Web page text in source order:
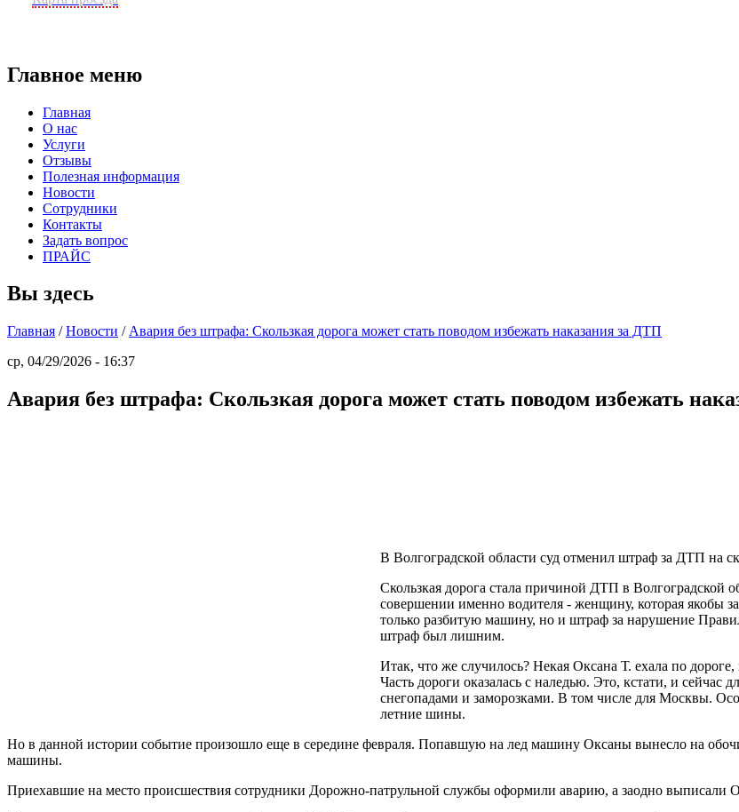
Главное меню
Главная
О нас
Услуги
Отзывы
Полезная информация
Новости
Сотрудники
Контакты
Задать вопрос
ПРАЙС
Вы здесь
Главная / Новости / Авария без штрафа: Скользкая дорога может стать поводом избежать наказания за ДТП
ср, 04/29/2026 - 16:37
Авария без штрафа: Скользкая дорога может стать поводом избежать
В Волгоградской области суд отменил штраф за ДТП на
Скользкая дорога стала причиной ДТП в Волгоградской
совершении именно водителя - женщину, которая якобы
только разбитую машину, но и штраф за нарушение
штраф был лишним.
Итак, что же случилось? Некая Оксана Т. ехала по
Часть дороги оказалась с наледью. Это, кстати, и сейчас
снегопадами и заморозками. В том числе для Москвы.
летние шины.
Но в данной истории событие произошло еще в середине февраля. Попавшую на лед машину Оксаны вынесло на
машины.
Приехавшие на место происшествия сотрудники Дорожно-патрульной службы оформили аварию, а заодно выписали